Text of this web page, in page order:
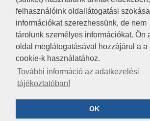
felhasználóink oldallátogatási
információkat szerezhessünk, de nem
tárolunk személyes információkat. Ön
oldal meglátogatásával hozzájárul a a
cookie-k használatához.
További információ az adatkezelési
tájékoztatóban!
OK